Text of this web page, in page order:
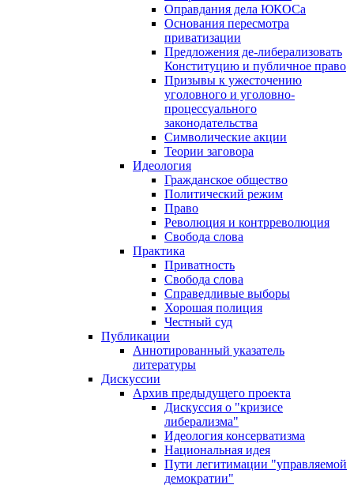
Оправдания дела ЮКОСа
Основания пересмотра
приватизации
Предложения де-либерализовать
Конституцию и публичное право
Призывы к ужесточению
уголовного и уголовно-
процессуального
законодательства
Символические акции
Теории заговора
Идеология
Гражданское общество
Политический режим
Право
Революция и контрреволюция
Свобода слова
Практика
Приватность
Свобода слова
Справедливые выборы
Хорошая полиция
Честный суд
Публикации
Аннотированный указатель
литературы
Дискуссии
Архив предыдущего проекта
Дискуссия о "кризисе
либерализма"
Идеология консерватизма
Национальная идея
Пути легитимации "управляемой
демократии"